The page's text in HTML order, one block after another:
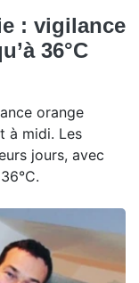
: vigilance
36°C
orange
à midi. Les
jours, avec